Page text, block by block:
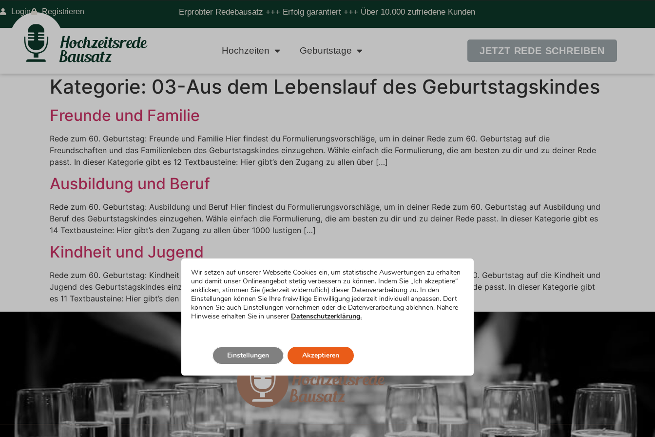
Erprobter Redebausatz +++ Erfolg garantiert +++ Über 10.000 zufriedene Kunden
Login Registrieren
Hochzeiten Geburtstage JETZT REDE SCHREIBEN
Kategorie: 03-Aus dem Lebenslauf des Geburtstagskindes
Freunde und Familie
Rede zum 60. Geburtstag: Freunde und Familie Hier findest du Formulierungsvorschläge, um in deiner Rede zum 60. Geburtstag auf die
Freundschaften und das Familienleben des Geburtstagskindes einzugehen. Wähle einfach die Formulierung, die am besten zu dir und zu deiner Rede
passt. In dieser Kategorie gibt es 12 Textbausteine: Hier gibt’s den Zugang zu allen über […]
Ausbildung und Beruf
Rede zum 60. Geburtstag: Ausbildung und Beruf Hier findest du Formulierungsvorschläge, um in deiner Rede zum 60. Geburtstag auf Ausbildung und
Beruf des Geburtstagskindes einzugehen. Wähle einfach die Formulierung, die am besten zu dir und zu deiner Rede passt. In dieser Kategorie gibt es
14 Textbausteine: Hier gibt’s den Zugang zu allen über 1000 lustigen […]
Kindheit und Jugend
Rede zum 60. Geburtstag: Kindheit und Jugend Hier findest du Formulierungsvorschläge, um in deiner Rede zum 60. Geburtstag auf die Kindheit und
Jugend des Geburtstagskindes einzugehen. Wähle einfach die Formulierung, die am besten zu dir und zu deiner Rede passt. In dieser Kategorie gibt
es 11 Textbausteine: Hier gibt’s den Zugang zu allen über 1000 […]
Wir setzen auf unserer Webseite Cookies ein, um statistische Auswertungen zu erhalten
und damit unser Onlineangebot stetig verbessern zu können. Indem Sie „Ich akzeptiere“
anklicken, stimmen Sie (jederzeit widerruflich) dieser Datenverarbeitung zu. In den
Einstellungen können Sie Ihre freiwillige Einwilligung jederzeit individuell anpassen. Dort
können Sie auch Einstellungen vornehmen oder die Datenverarbeitung ablehnen. Nähere
Hinweise erhalten Sie in unserer Datenschutzerklärung.
Akzeptieren
Einstellungen